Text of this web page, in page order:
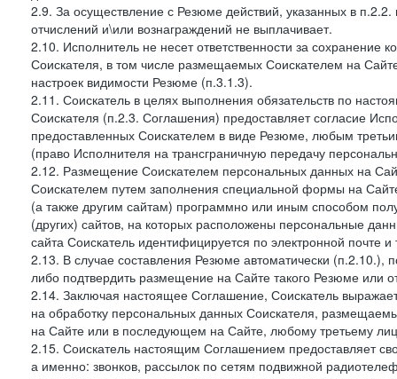
2.9. За осуществление с Резюме действий, указанных в
отчислений и\или вознаграждений не выплачивает.
2.10. Исполнитель не несет ответственности за
Соискателя, в том числе размещаемых Соискателем на
настроек видимости Резюме (п.3.1.3).
2.11. Соискатель в целях выполнения обязательств по
Соискателя (п.2.3. Соглашения) предоставляет согласие
предоставленных Соискателем в виде Резюме, любым
(право Исполнителя на трансграничную передачу
2.12. Размещение Соискателем персональных данных на
Соискателем путем заполнения специальной формы на
(а также другим сайтам) программно или иным способом
(других) сайтов, на которых расположены персональные
сайта Соискатель идентифицируется по электронной почте
2.13. В случае составления Резюме автоматически (п.2.10.),
либо подтвердить размещение на Сайте такого Резюме или
2.14. Заключая настоящее Соглашение, Соискатель
на обработку персональных данных Соискателя,
на Сайте или в последующем на Сайте, любому третьему
2.15. Соискатель настоящим Соглашением предоставляет
а именно: звонков, рассылок по сетям подвижной